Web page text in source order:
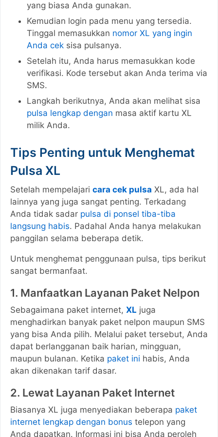
yang biasa Anda gunakan.
Kemudian login pada menu yang tersedia.
Tinggal memasukkan nomor XL yang ingin
Anda cek sisa pulsanya.
Setelah itu, Anda harus memasukkan kode
verifikasi. Kode tersebut akan Anda terima via
SMS.
Langkah berikutnya, Anda akan melihat sisa
pulsa lengkap dengan masa aktif kartu XL
milik Anda.
Tips Penting untuk Menghemat
Pulsa XL
Setelah mempelajari cara cek pulsa XL, ada hal
lainnya yang juga sangat penting. Terkadang
Anda tidak sadar pulsa di ponsel tiba-tiba
langsung habis. Padahal Anda hanya melakukan
panggilan selama beberapa detik.
Untuk menghemat penggunaan pulsa, tips berikut
sangat bermanfaat.
1. Manfaatkan Layanan Paket Nelpon
Sebagaimana paket internet, XL juga
menghadirkan banyak paket nelpon maupun SMS
yang bisa Anda pilih. Melalui paket tersebut, Anda
dapat berlangganan baik harian, mingguan,
maupun bulanan. Ketika paket ini habis, Anda
akan dikenakan tarif dasar.
2. Lewat Layanan Paket Internet
Biasanya XL juga menyediakan beberapa paket
internet lengkap dengan bonus telepon yang
Anda dapatkan. Informasi ini bisa Anda peroleh